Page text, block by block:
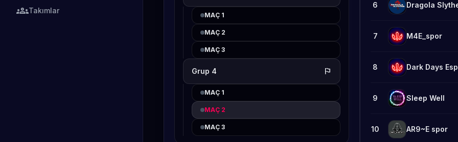
groupsTakımlar
MAÇ 1
MAÇ 2
MAÇ 3
Grup 4 flag
MAÇ 1
MAÇ 2
MAÇ 3
6 Dragola
7 M4E_spor
8 Dark Days
9 Sleep Well
10 AR9~E spor